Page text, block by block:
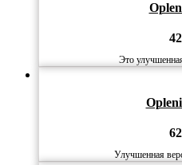
Это
Улучшенная